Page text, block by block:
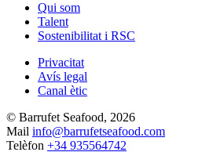
Qui som
Talent
Sostenibilitat i RSC
Privacitat
Avís legal
Canal ètic
© Barrufet Seafood, 2026
Mail info@barrufetseafood.com
Telèfon +34 935564742